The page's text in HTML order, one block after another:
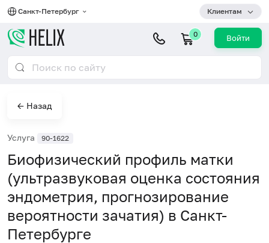
Санкт-Петербург Клиентам
0 Войти
← Назад
Услуга 90-1622
Биофизический профиль матки
(ультразвуковая оценка состояния
эндометрия, прогнозирование
вероятности зачатия) в Санкт-
Петербурге